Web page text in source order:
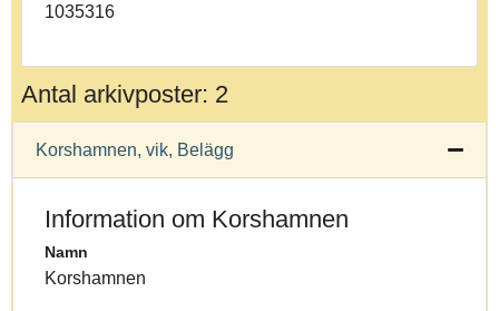
1035316
Antal arkivposter: 2
Korshamnen, vik, Belägg
Information om Korshamnen
Namn
Korshamnen